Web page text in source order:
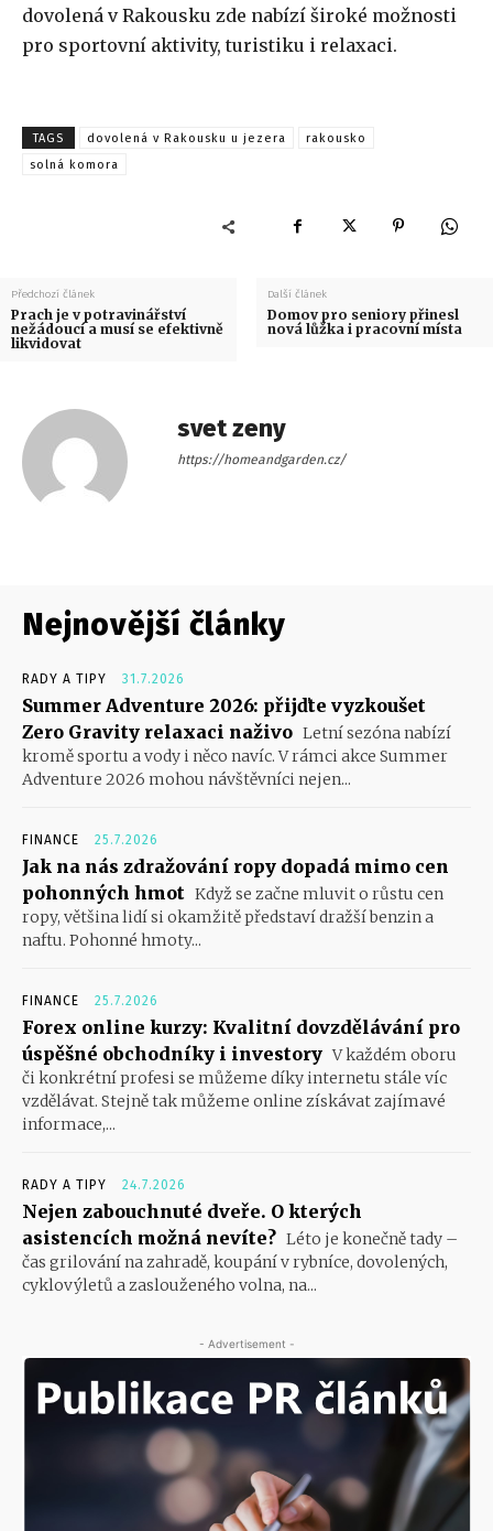
dovolená v Rakousku zde nabízí široké možnosti
pro sportovní aktivity, turistiku i relaxaci.
TAGS dovolená v Rakousku u jezera
rakousko
solná komora
Předchozí článek
Prach je v potravinářství
nežádoucí a musí se efektivně
likvidovat
Další článek
Domov pro seniory přinesl
nová lůžka i pracovní místa
svet zeny
https://homeandgarden.cz/
Nejnovější články
RADY A TIPY 31.7.2026
Summer Adventure 2026: přijďte vyzkoušet
Zero Gravity relaxaci naživo Letní sezóna nabízí
kromě sportu a vody i něco navíc. V rámci akce Summer
Adventure 2026 mohou návštěvníci nejen...
FINANCE 25.7.2026
Jak na nás zdražování ropy dopadá mimo cen
pohonných hmot Když se začne mluvit o růstu cen
ropy, většina lidí si okamžitě představí dražší benzin a
naftu. Pohonné hmoty...
FINANCE 25.7.2026
Forex online kurzy: Kvalitní dovzdělávání pro
úspěšné obchodníky i investory V každém oboru
či konkrétní profesi se můžeme díky internetu stále víc
vzdělávat. Stejně tak můžeme online získávat zajímavé
informace,...
RADY A TIPY 24.7.2026
Nejen zabouchnuté dveře. O kterých
asistencích možná nevíte? Léto je konečně tady –
čas grilování na zahradě, koupání v rybníce, dovolených,
cyklovýletů a zaslouženého volna, na...
- Advertisement -